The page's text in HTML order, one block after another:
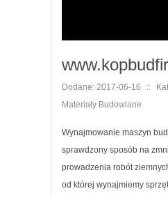
Dodane: 2017-06-16 ::
Materiały Budowlane
Wynajmowanie maszyn
sprawdzony sposób na
prowadzenia robót
od której wynajmiemy